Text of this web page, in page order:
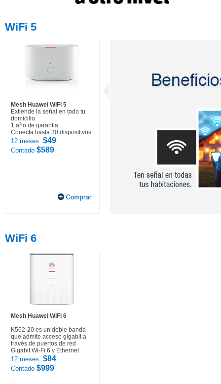
WiFi 5
Mesh Huawei WiFi 5
Extiende la señal en todo tu
domicilio.
1 año de garantia.
Conecta hasta 30 dispositivos.
12 meses: $49
Contado $589
WiFi 6
Mesh Huawei WiFi 6
K562-20 es un doble banda
que admite acceso gigabit a
través de puertos de red
Gigabit Wi-Fi 6 y Ethernet
12 meses: $84
Contado $999